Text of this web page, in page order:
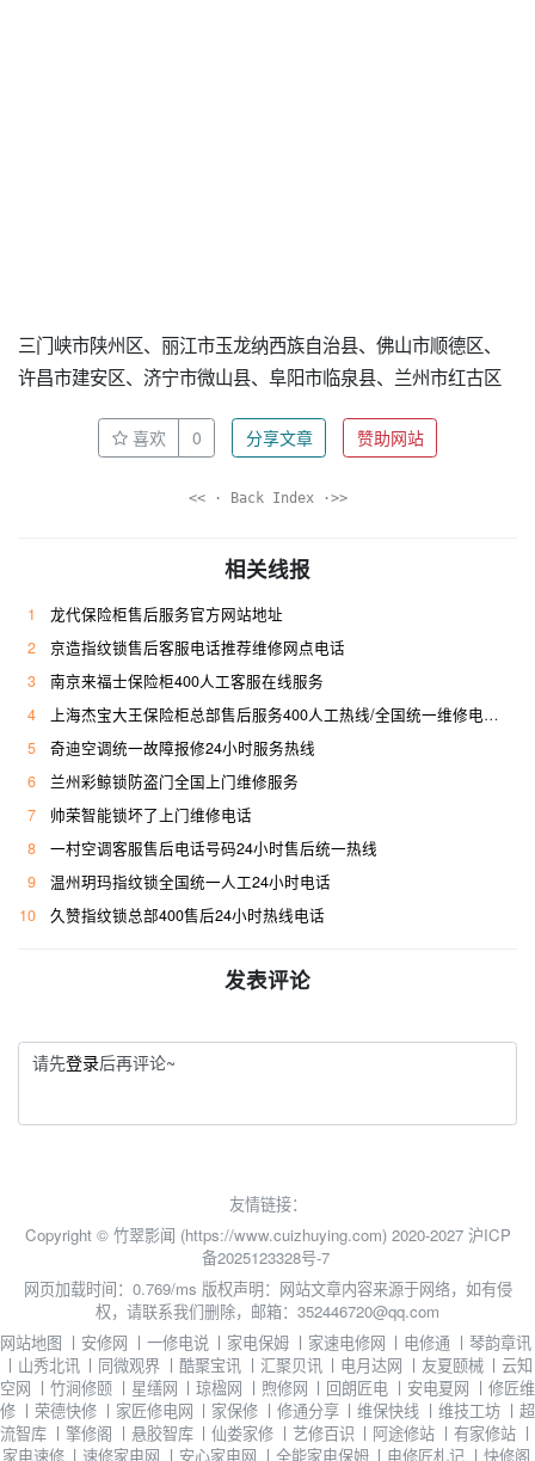
三门峡市陕州区、丽江市玉龙纳西族自治县、佛山市顺德区、
许昌市建安区、济宁市微山县、阜阳市临泉县、兰州市红古区
喜欢 0 分享文章 赞助网站
<< · Back Index ·>>
相关线报
1
龙代保险柜售后服务官方网站地址
2
京造指纹锁售后客服电话推荐维修网点电话
3
南京来福士保险柜400人工客服在线服务
4
上海杰宝大王保险柜总部售后服务400人工热线/全国统一维修电话是多少
5
奇迪空调统一故障报修24小时服务热线
6
兰州彩鲸锁防盗门全国上门维修服务
7
帅荣智能锁坏了上门维修电话
8
一村空调客服售后电话号码24小时售后统一热线
9
温州玥玛指纹锁全国统一人工24小时电话
10
久赞指纹锁总部400售后24小时热线电话
发表评论
请先登录后再评论~
友情链接：
Copyright © 竹翠影闻 (https://www.cuizhuying.com) 2020-2027 沪ICP
备2025123328号-7
网页加载时间：0.769/ms 版权声明：网站文章内容来源于网络，如有侵
权，请联系我们删除，邮箱：352446720@qq.com
网站地图 丨 安修网 丨 一修电说 丨 家电保姆 丨 家速电修网 丨 电修通 丨琴韵章讯
丨 山秀北讯 丨 同微观界 丨 酷聚宝讯 丨 汇聚贝讯 丨 电月达网 丨 友夏颐械 丨云知
空网 丨 竹涧修颐 丨 星缮网 丨琼楹网 丨 煦修网 丨 回朗匠电 丨 安电夏网 丨 修匠维
修 丨 荣德快修 丨 家匠修电网 丨 家保修 丨 修通分享 丨维保快线 丨维技工坊 丨 超
流智库 丨 擎修阁 丨 悬胶智库 丨仙娄家修 丨 艺修百识 丨 阿途修站 丨 有家修站 丨
家电速修 丨 速修家电网 丨 安心家电网 丨 全能家电保姆 丨 电修匠札记 丨 快修阁